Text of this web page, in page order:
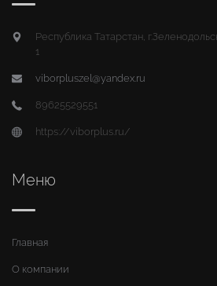
Республика Татарстан,
1
viborpluszel@yandex.ru
89625529551
https://viborplus.ru/
Меню
Главная
О компании